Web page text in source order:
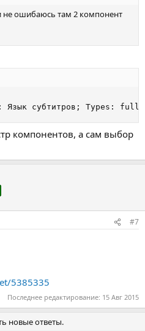
не ошибаюсь там 2 компонент
Язык субтитров; Types:
компонентов, а сам выбор
#7
5385335
Последнее редактирование: 15 Авг 2015
новые ответы.